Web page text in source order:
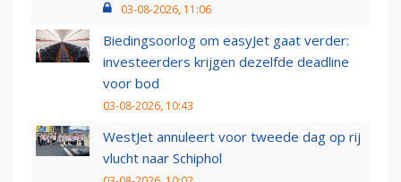
03-08-2026, 11:06
Biedingsoorlog om easyJet gaat verder:
investeerders krijgen dezelfde deadline
voor bod
03-08-2026, 10:43
WestJet annuleert voor tweede dag op rij
vlucht naar Schiphol